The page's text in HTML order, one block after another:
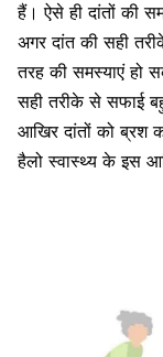
हैं। ऐसे ही दांतों की
अगर दांत की सही
तरह की समस्याएं हो
सही तरीके से सफाई
आखिर दांतों कोब्रश
हैलो स्वास्थ्य के इस